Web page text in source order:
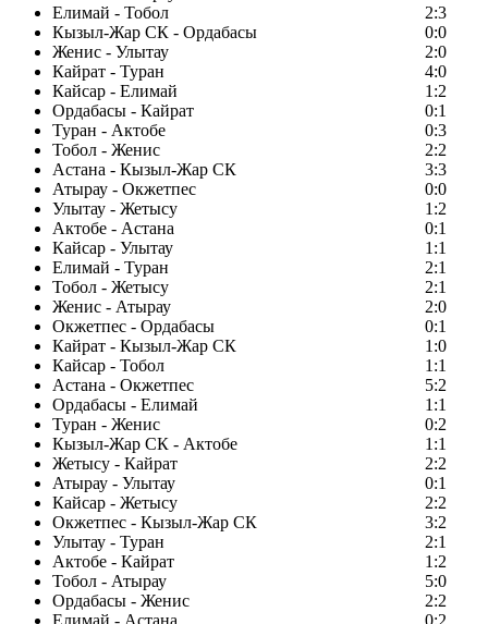
Елимай - Тобол
2:3
Кызыл-Жар СК - Ордабасы
0:0
Женис - Улытау
2:0
Кайрат - Туран
4:0
Кайсар - Елимай
1:2
Ордабасы - Кайрат
0:1
Туран - Актобе
0:3
Тобол - Женис
2:2
Астана - Кызыл-Жар СК
3:3
Атырау - Окжетпес
0:0
Улытау - Жетысу
1:2
Актобе - Астана
0:1
Кайсар - Улытау
1:1
Елимай - Туран
2:1
Тобол - Жетысу
2:1
Женис - Атырау
2:0
Окжетпес - Ордабасы
0:1
Кайрат - Кызыл-Жар СК
1:0
Кайсар - Тобол
1:1
Астана - Окжетпес
5:2
Ордабасы - Елимай
1:1
Туран - Женис
0:2
Кызыл-Жар СК - Актобе
1:1
Жетысу - Кайрат
2:2
Атырау - Улытау
0:1
Кайсар - Жетысу
2:2
Окжетпес - Кызыл-Жар СК
3:2
Улытау - Туран
2:1
Актобе - Кайрат
1:2
Тобол - Атырау
5:0
Ордабасы - Женис
2:2